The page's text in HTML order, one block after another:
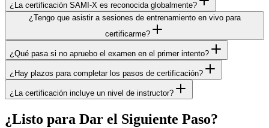
¿La certificación SAMI-X es reconocida globalmente?
¿Tengo que asistir a sesiones de entrenamiento en vivo para
certificarme?
¿Qué pasa si no apruebo el examen en el primer intento?
¿Hay plazos para completar los pasos de certificación?
¿La certificación incluye un nivel de instructor?
¿Listo para Dar el Siguiente Paso?